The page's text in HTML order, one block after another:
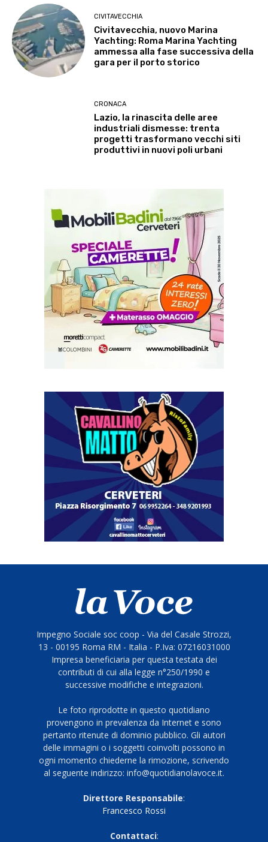
CIVITAVECCHIA
Civitavecchia, nuovo Marina
Yachting: Roma Marina Yachting
ammessa alla fase successiva della
gara per il porto storico
CRONACA
Lazio, la rinascita delle aree
industriali dismesse: trenta
progetti trasformano vecchi siti
produttivi in nuovi poli urbani
Impegno Sociale soc coop - Via del Casale Strozzi,
13 - 00195 Roma RM - Italia - P.Iva: 07216031000
Impresa beneficiaria per questa testata dei
contributi di cui alla legge n°250/1990 e
successive modifiche e integrazioni.
Le foto riprodotte in questo quotidiano
provengono in prevalenza da Internet e sono
pertanto ritenute di dominio pubblico. Gli autori
delle immagini o i soggetti coinvolti possono in
ogni momento chiederne la rimozione, scrivendo
al seguente indirizzo: info@quotidianolavoce.it.
Direttore Responsabile:
Francesco Rossi
Contattaci: